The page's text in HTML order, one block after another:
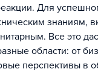
Для
знаниям,
Все это
области: от
перспективы в